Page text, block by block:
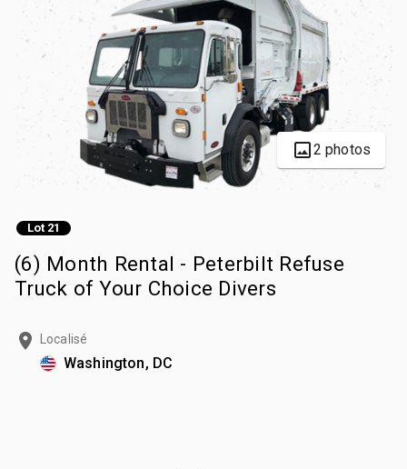
2 photos
Lot 21
(6) Month Rental - Peterbilt Refuse
Truck of Your Choice Divers
Localisé
Washington, DC